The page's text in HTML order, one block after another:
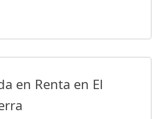
en Renta en El